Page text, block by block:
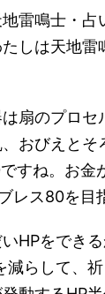
雷鳴士・占
しは天地雷
扇のプロセ
おびえとそ
すね。お金
レス80を目
HPをでき
減らして、